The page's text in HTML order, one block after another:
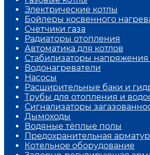
Электрические котлы
Бойлеры косвенного
Счетчики газа
Радиаторы отопления
Автоматика для котлов
Стабилизаторы напряжения
Водонагреватели
Насосы
Расширительные баки и
Трубы для отопления и
Сигнализаторы
Дымоходы
Водяные тёплые полы
Предохранительная
Котельное оборудование